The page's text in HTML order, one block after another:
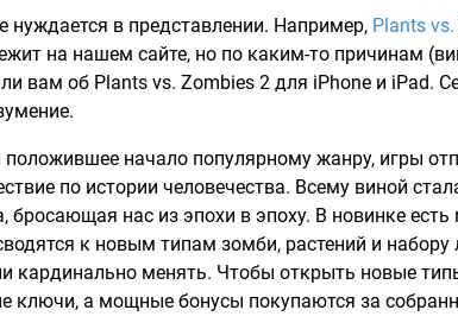
нуждается в представлении. Например, Plants
на нашем сайте, но по каким-то причинам
вам об Plants vs. Zombies 2 для iPhone и iPad.
положившее начало популярному жанру, игры
по истории человечества. Всему виной
нас из эпохи в эпоху. В новинке есть
к новым типам зомби, растений и набору
кардинально менять. Чтобы открыть новые
ключи, а мощные бонусы покупаются за